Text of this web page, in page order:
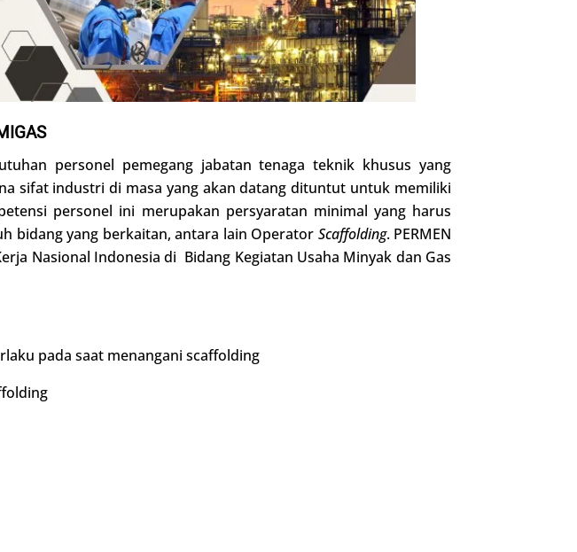
personel pemegang jabatan tenaga teknik khusus yang
sifat industri di masa yang akan datang dituntut untuk memiliki
personel ini merupakan persyaratan minimal yang harus
bidang yang berkaitan, antara lain Operator Scaffolding. PERMEN
Nasional Indonesia di Bidang Kegiatan Usaha Minyak dan Gas
pada saat menangani scaffolding